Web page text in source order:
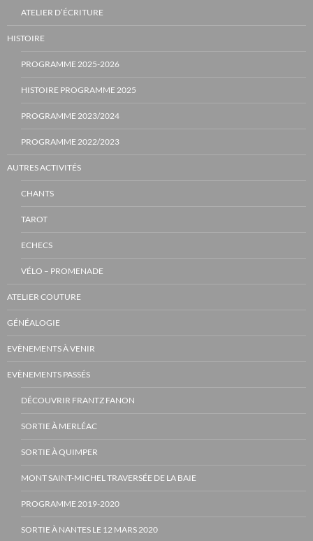
ATELIER D’ÉCRITURE
HISTOIRE
PROGRAMME 2025-2026
HISTOIRE PROGRAMME 2025
PROGRAMME 2023/2024
PROGRAMME 2022/2023
AUTRES ACTIVITÉS
CHANTS
TAROT
ECHECS
VÉLO – PROMENADE
ATELIER COUTURE
GÉNÉALOGIE
EVÈNEMENTS À VENIR
EVÈNEMENTS PASSÉS
DÉCOUVRIR FRANTZ FANON
SORTIE À MERLÉAC
SORTIE À QUIMPER
MONT SAINT-MICHEL TRAVERSÉE DE LA BAIE
PROGRAMME 2019-2020
SORTIE À NANTES LE 12 MARS 2020